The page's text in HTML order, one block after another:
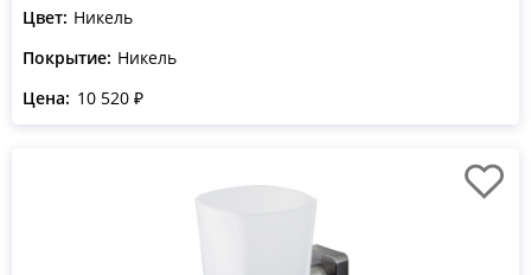
Цвет: Никель
Покрытие: Никель
Цена: 10 520 ₽